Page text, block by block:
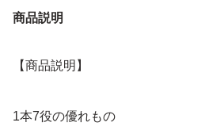
商品説明
【商品説明】
1本7役の優れもの